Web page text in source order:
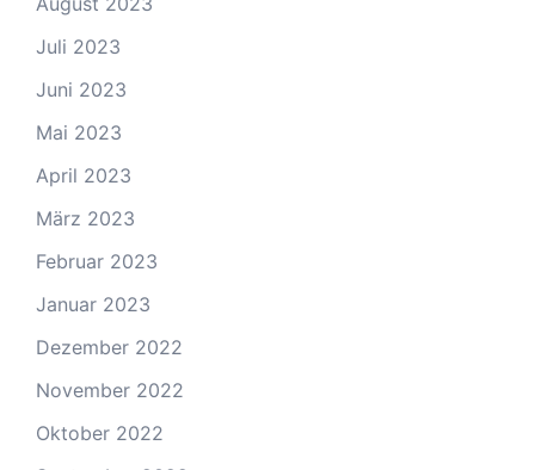
Juli 2023
Juni 2023
Mai 2023
April 2023
März 2023
Februar 2023
Januar 2023
Dezember 2022
November 2022
Oktober 2022